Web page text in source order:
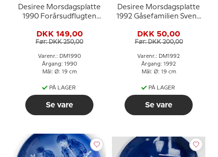
Desiree Morsdagsplatte
1990 Forårsudflugten
DKK 149,00
Før: DKK 250,00
Varenr.: DM1990
Årgang: 1990
Mål: Ø: 19 cm
PÅ LAGER
Se vare
Desiree Morsdagsplatte
1992 Gåsefamilien Svend
DKK 50,00
Før: DKK 200,00
Varenr.: DM1992
Årgang: 1992
Mål: Ø: 19 cm
PÅ LAGER
Se vare